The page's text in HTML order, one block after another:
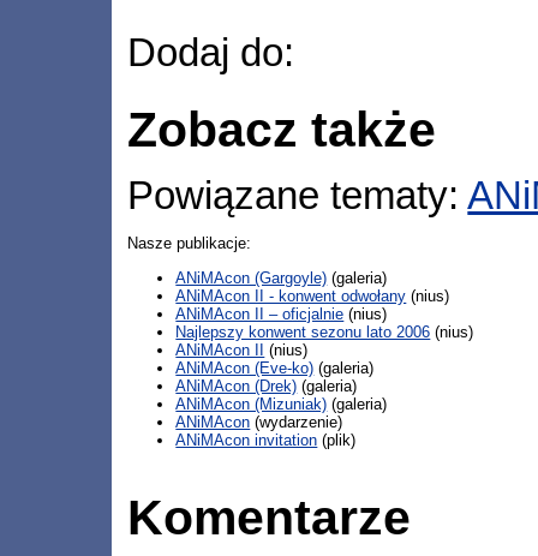
Dodaj do:
Zobacz także
Powiązane tematy:
Nasze publikacje:
ANiMAcon (Gargoyle) (galeria)
ANiMAcon II - konwent odwołany (nius)
ANiMAcon II – oficjalnie (nius)
Najlepszy konwent sezonu lato 2006 (nius)
ANiMAcon II (nius)
ANiMAcon (Eve-ko) (galeria)
ANiMAcon (Drek) (galeria)
ANiMAcon (Mizuniak) (galeria)
ANiMAcon (wydarzenie)
ANiMAcon invitation (plik)
Komentarze